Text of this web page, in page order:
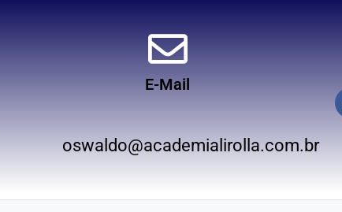
E-Mail
oswaldo@academialirolla.com.br